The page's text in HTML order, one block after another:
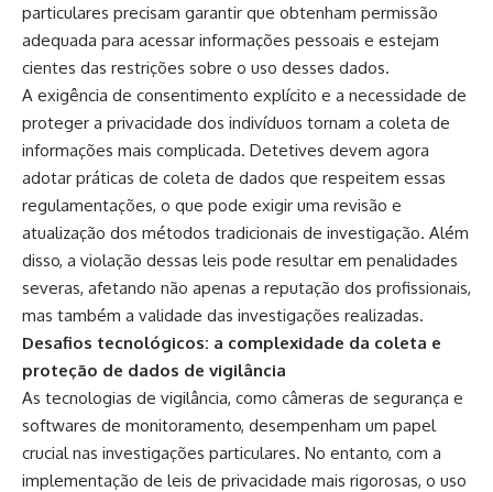
particulares precisam garantir que obtenham permissão
adequada para acessar informações pessoais e estejam
cientes das restrições sobre o uso desses dados.
A exigência de consentimento explícito e a necessidade de
proteger a privacidade dos indivíduos tornam a coleta de
informações mais complicada. Detetives devem agora
adotar práticas de coleta de dados que respeitem essas
regulamentações, o que pode exigir uma revisão e
atualização dos métodos tradicionais de investigação. Além
disso, a violação dessas leis pode resultar em penalidades
severas, afetando não apenas a reputação dos profissionais,
mas também a validade das investigações realizadas.
Desafios tecnológicos: a complexidade da coleta e
proteção de dados de vigilância
As tecnologias de vigilância, como câmeras de segurança e
softwares de monitoramento, desempenham um papel
crucial nas investigações particulares. No entanto, com a
implementação de leis de privacidade mais rigorosas, o uso